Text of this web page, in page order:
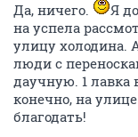
Да, ничего.
Я
на успела
улицу холодина.
люди с
даучную. 1
конечно, на
благодать!